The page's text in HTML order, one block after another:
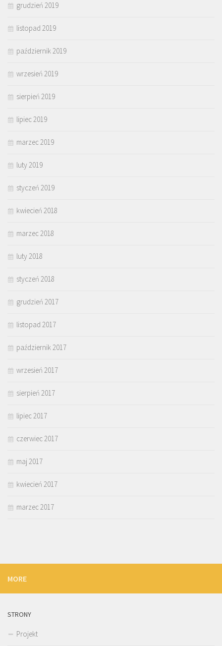
grudzień 2019
listopad 2019
październik 2019
wrzesień 2019
sierpień 2019
lipiec 2019
marzec 2019
luty 2019
styczeń 2019
kwiecień 2018
marzec 2018
luty 2018
styczeń 2018
grudzień 2017
listopad 2017
październik 2017
wrzesień 2017
sierpień 2017
lipiec 2017
czerwiec 2017
maj 2017
kwiecień 2017
marzec 2017
MORE
STRONY
Projekt